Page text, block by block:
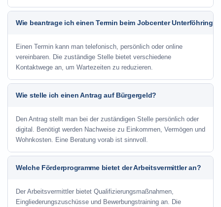
Wie beantrage ich einen Termin beim Jobcenter Unterföhring?
Einen Termin kann man telefonisch, persönlich oder online
vereinbaren. Die zuständige Stelle bietet verschiedene
Kontaktwege an, um Wartezeiten zu reduzieren.
Wie stelle ich einen Antrag auf Bürgergeld?
Den Antrag stellt man bei der zuständigen Stelle persönlich oder
digital. Benötigt werden Nachweise zu Einkommen, Vermögen und
Wohnkosten. Eine Beratung vorab ist sinnvoll.
Welche Förderprogramme bietet der Arbeitsvermittler an?
Der Arbeitsvermittler bietet Qualifizierungsmaßnahmen,
Eingliederungszuschüsse und Bewerbungstraining an. Die